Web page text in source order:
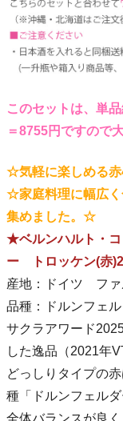
このセットは、単
＝8755円ですので
☆気軽に楽しめる
☆家庭料理に幅広く
集めました。☆
★ベルンハルト・
ー トロッケン(赤
産地：ドイツ ファ
品種：ドルンフェ
サクラアワード
した逸品（2021年
どっしりタイプの
種「ドルンフェルダ
全体バランスが良